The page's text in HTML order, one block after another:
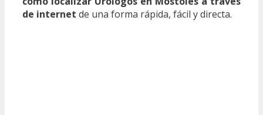
de internet de una forma rápida, fácil y directa.